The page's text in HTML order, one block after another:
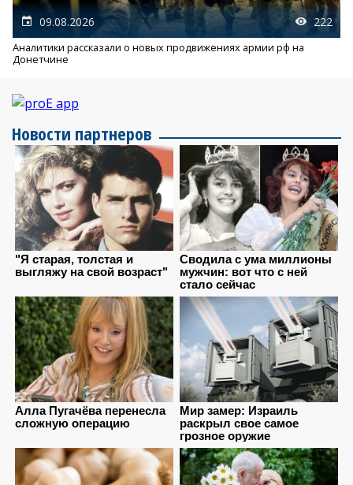
09.08.2026 222
Аналитики рассказали о новых продвижениях армии рф на
Донетчине
Новости партнеров